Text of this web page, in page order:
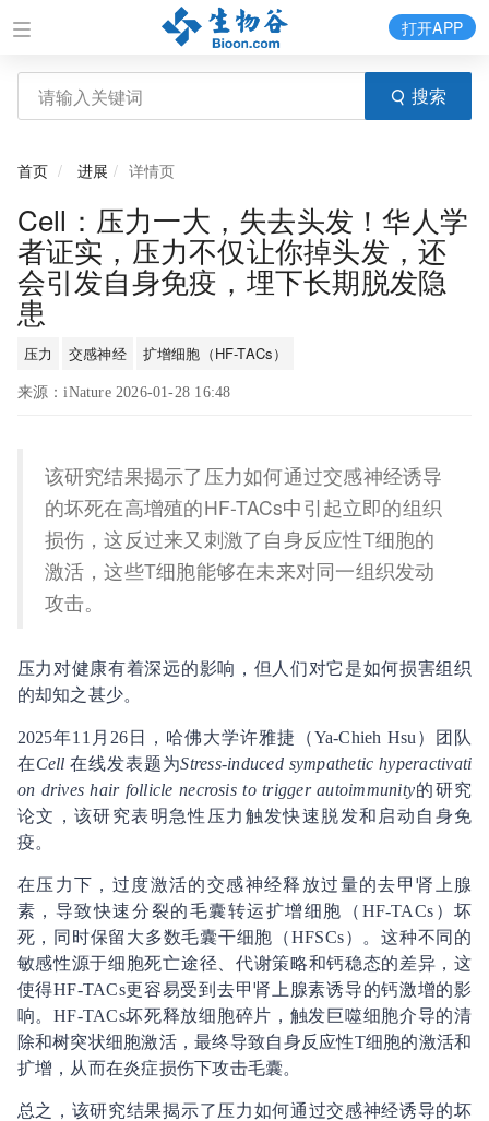
搜索
打开APP
首页 进展 详情页
Cell：压力一大，失去头发！华人学
者证实，压力不仅让你掉头发，还
会引发自身免疫，埋下长期脱发隐
患
压力 交感神经 扩增细胞（HF-TACs）
来源：iNature 2026-01-28 16:48
该研究结果揭示了压力如何通过交感神经诱导
的坏死在高增殖的HF-TACs中引起立即的组织
损伤，这反过来又刺激了自身反应性T细胞的
激活，这些T细胞能够在未来对同一组织发动
攻击。
压力对健康有着深远的影响，但人们对它是如何损害组织
的却知之甚少。
2025年11月26日，哈佛大学许雅捷（Ya-Chieh Hsu）团队
在Cell在线发表题为Stress-induced sympathetic hyperactivati
on drives hair follicle necrosis to trigger autoimmunity的研究
论文，该研究表明急性压力触发快速脱发和启动自身免
疫。
在压力下，过度激活的交感神经释放过量的去甲肾上腺
素，导致快速分裂的毛囊转运扩增细胞（HF-TACs）坏
死，同时保留大多数毛囊干细胞（HFSCs）。这种不同的
敏感性源于细胞死亡途径、代谢策略和钙稳态的差异，这
使得HF-TACs更容易受到去甲肾上腺素诱导的钙激增的影
响。HF-TACs坏死释放细胞碎片，触发巨噬细胞介导的清
除和树突状细胞激活，最终导致自身反应性T细胞的激活和
扩增，从而在炎症损伤下攻击毛囊。
总之，该研究结果揭示了压力如何通过交感神经诱导的坏